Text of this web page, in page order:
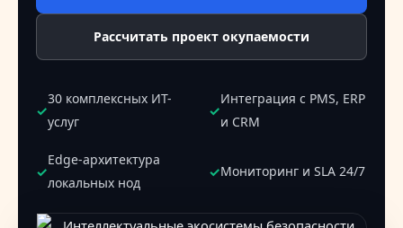
Рассчитать проект окупаемости
✓
30 комплексных ИТ-
услуг
✓
Интеграция с PMS, ERP
и CRM
✓
Edge-архитектура
локальных нод
✓Мониторинг и SLA 24/7